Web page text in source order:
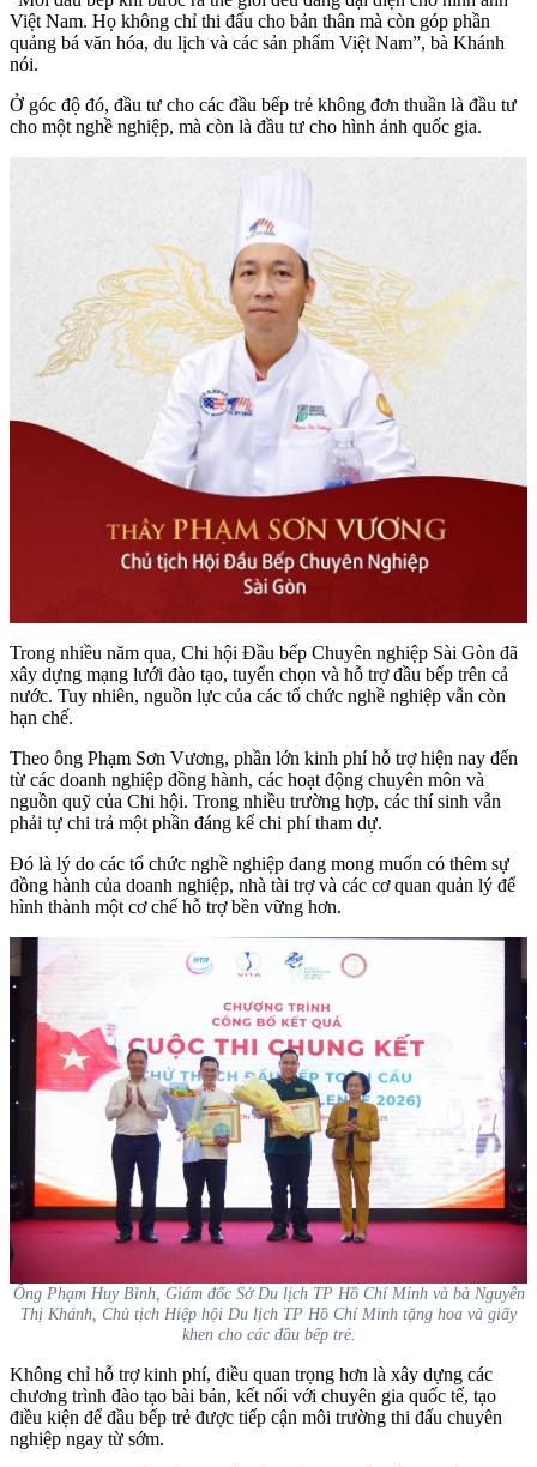
Việt Nam. Họ không chỉ thi đấu cho bản thân mà còn góp phần
quảng bá văn hóa, du lịch và các sản phẩm Việt Nam”, bà Khánh
nói.
Ở góc độ đó, đầu tư cho các đầu bếp trẻ không đơn thuần là đầu tư
cho một nghề nghiệp, mà còn là đầu tư cho hình ảnh quốc gia.
Trong nhiều năm qua, Chi hội Đầu bếp Chuyên nghiệp Sài Gòn đã
xây dựng mạng lưới đào tạo, tuyển chọn và hỗ trợ đầu bếp trên cả
nước. Tuy nhiên, nguồn lực của các tổ chức nghề nghiệp vẫn còn
hạn chế.
Theo ông Phạm Sơn Vương, phần lớn kinh phí hỗ trợ hiện nay đến
từ các doanh nghiệp đồng hành, các hoạt động chuyên môn và
nguồn quỹ của Chi hội. Trong nhiều trường hợp, các thí sinh vẫn
phải tự chi trả một phần đáng kể chi phí tham dự.
Đó là lý do các tổ chức nghề nghiệp đang mong muốn có thêm sự
đồng hành của doanh nghiệp, nhà tài trợ và các cơ quan quản lý để
hình thành một cơ chế hỗ trợ bền vững hơn.
Ông Phạm Huy Bình, Giám đốc Sở Du lịch TP Hồ Chí Minh và bà Nguyễn
Thị Khánh, Chủ tịch Hiệp hội Du lịch TP Hồ Chí Minh tặng hoa và giấy
khen cho các đầu bếp trẻ.
Không chỉ hỗ trợ kinh phí, điều quan trọng hơn là xây dựng các
chương trình đào tạo bài bản, kết nối với chuyên gia quốc tế, tạo
điều kiện để đầu bếp trẻ được tiếp cận môi trường thi đấu chuyên
nghiệp ngay từ sớm.